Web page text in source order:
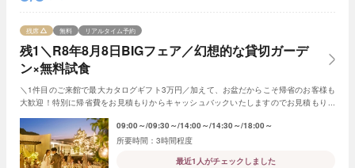
残1＼R8年8月8日BIGフェア／幻想的な貸切ガーデ
ン×無料試食
残席 無料 リアルタイム予約
＼1件目のご来館で最大カタログギフト3万円／加えて、お盆だからこそ帰省のお客様も
大歓迎！特別に帰省費をお見積もりからキャッシュバックいたしますのでお見積もり作
09:00～ 09:30～ 14:00～ 14:30～ 18:00～
3時間程度
最近1人がチェックしました